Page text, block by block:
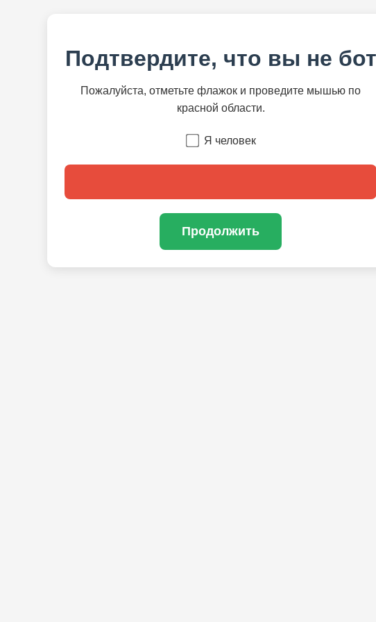
Подтвердите, что вы не бот
Пожалуйста, отметьте флажок и проведите мышью по
красной области.
Я человек
Продолжить